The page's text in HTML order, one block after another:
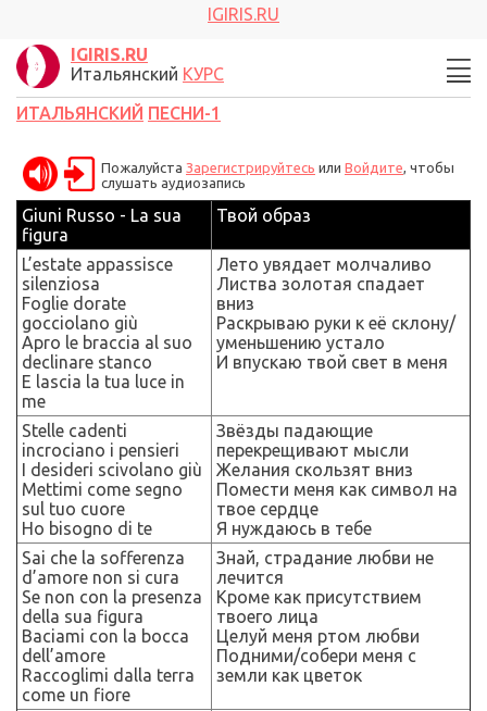
IGIRIS.RU
IGIRIS.RU
Итальянский КУРС
ИТАЛЬЯНСКИЙ ПЕСНИ-1
Пожалуйста Зарегистрируйтесь или Войдите, чтобы
слушать аудиозапись
Giuni Russo - La sua
figura
Твой образ
L’estate appassisce
silenziosa
Foglie dorate
gocciolano giù
Apro le braccia al suo
declinare stanco
E lascia la tua luce in
me
Лето увядает молчаливо
Листва золотая спадает
вниз
Раскрываю руки к её склону/
уменьшению устало
И впускаю твой свет в меня
Stelle cadenti
incrociano i pensieri
I desideri scivolano giù
Mettimi come segno
sul tuo cuore
Ho bisogno di te
Звёзды падающие
перекрещивают мысли
Желания скользят вниз
Помести меня как символ на
твое сердце
Я нуждаюсь в тебе
Sai che la sofferenza
d’amore non si cura
Se non con la presenza
della sua figura
Baciami con la bocca
dell’amore
Raccoglimi dalla terra
come un fiore
Знай, страдание любви не
лечится
Кроме как присутствием
твоего лица
Целуй меня ртом любви
Подними/собери меня с
земли как цветок